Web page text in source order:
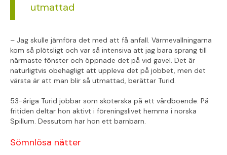
utmattad
– Jag skulle jämföra det med att få anfall. Värmevallningarna
kom så plötsligt och var så intensiva att jag bara sprang till
närmaste fönster och öppnade det på vid gavel. Det är
naturligtvis obehagligt att uppleva det på jobbet, men det
värsta är att man blir så utmattad, berättar Turid.
53-åriga Turid jobbar som sköterska på ett vårdboende. På
fritiden deltar hon aktivt i föreningslivet hemma i norska
Spillum. Dessutom har hon ett barnbarn.
Sömnlösa nätter